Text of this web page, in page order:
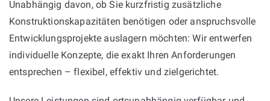
Unabhängig davon, ob Sie kurzfristig zusätzliche
Konstruktionskapazitäten benötigen oder anspruchsvolle
Entwicklungsprojekte auslagern möchten: Wir entwerfen
individuelle Konzepte, die exakt Ihren Anforderungen
entsprechen – flexibel, effektiv und zielgerichtet.